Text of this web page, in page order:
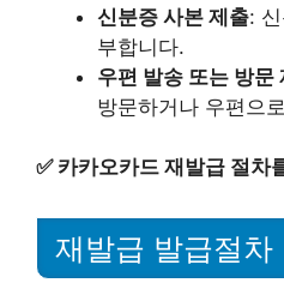
신분증 사본 제출:
부합니다.
우편 발송 또는 방문
방문하거나 우편으
✅ 카카오카드 재발급 절차
재발급 발급절차